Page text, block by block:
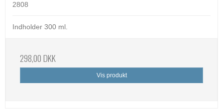
2808
Indholder 300 ml.
298,00 DKK
Vis produkt